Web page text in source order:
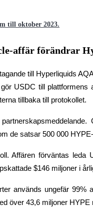
till oktober 2023.
affär förändrar
till Hyperliquids
USDC till plattformens
tillbaka till protokollet.
de satsar 500 000
Affären förväntas leda
$146 miljoner i
används ungefär
över 43,6 miljoner HYPE